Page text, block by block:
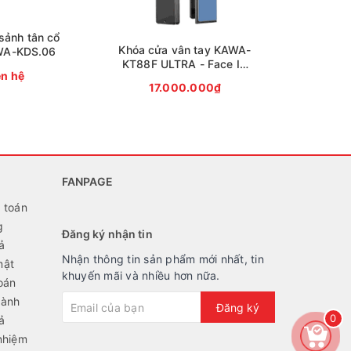
tân cổ
KDS.06
hệ
Khóa cửa vân tay KAWA-
KT88F ULTRA - Face ID
17.000.000₫
toán
FANPAGE
Đăng ký nhận tin
Nhận thông tin sản phẩm mới nhất, tin
khuyến mãi và nhiều hơn nữa.
Đăng ký
0